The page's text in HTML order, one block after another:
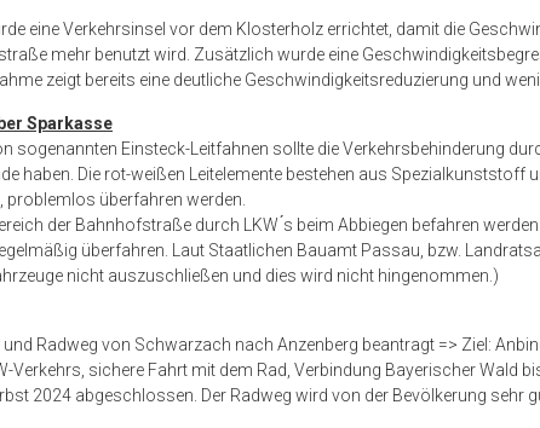
eine Verkehrsinsel vor dem Klosterholz errichtet, damit die
mehr benutzt wird. Zusätzlich wurde eine
zeigt bereits eine deutliche Geschwindigkeitsreduzierung und
Sparkasse
sogenannten Einsteck-Leitfahnen sollte die Verkehrsbehinderung
haben. Die rot-weißen Leitelemente bestehen aus Spezialkunststoff
problemlos überfahren werden.
der Bahnhofstraße durch LKW ́s beim Abbiegen befahren
überfahren. Laut Staatlichen Bauamt Passau, bzw.
nicht auszuschließen und dies wird nicht hingenommen.)
und Radweg von Schwarzach nach Anzenberg beantragt => Ziel:
Verkehrs, sichere Fahrt mit dem Rad, Verbindung Bayerischer Wald
2024 abgeschlossen. Der Radweg wird von der Bevölkerung sehr